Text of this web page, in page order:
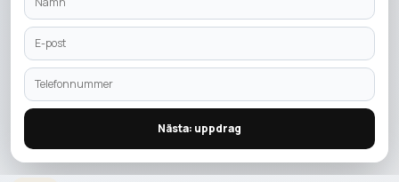
Nästa: uppdrag